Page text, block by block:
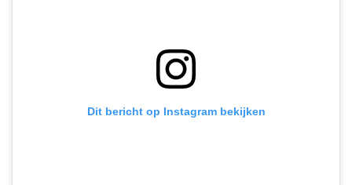
Dit bericht op Instagram bekijken